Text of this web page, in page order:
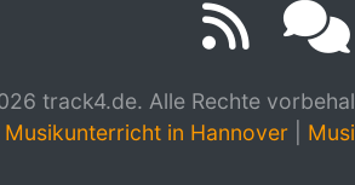
track4.de. Alle Rechte
Musikunterricht in Hannover